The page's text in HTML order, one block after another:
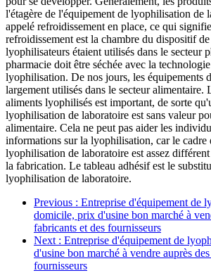
l'étagère de l'équipement de lyophilisation de
appelé refroidissement en place, ce qui
refroidissement est la chambre du dispositif
lyophilisateurs étaient utilisés dans le secteur
pharmacie doit être séchée avec la
lyophilisation. De nos jours, les équipements
largement utilisés dans le secteur alimentaire.
aliments lyophilisés est important, de sorte
lyophilisation de laboratoire est sans valeur
alimentaire. Cela ne peut pas aider les
informations sur la lyophilisation, car le cadre
lyophilisation de laboratoire est assez
la fabrication. Le tableau adhésif est le
lyophilisation de laboratoire.
Previous : Entreprise d'équipement de
domicile, prix d'usine bon marché à
fabricants et des fournisseurs
Next : Entreprise d'équipement de
d'usine bon marché à vendre auprès
fournisseurs